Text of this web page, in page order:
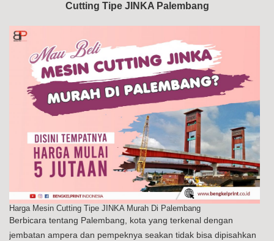
Cutting Tipe JINKA Palembang
Harga Mesin Cutting Tipe JINKA Murah Di Palembang
Berbicara tentang Palembang, kota yang terkenal dengan
jembatan ampera dan pempeknya seakan tidak bisa dipisahkan